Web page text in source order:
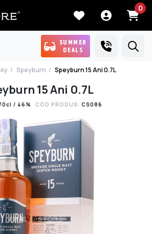
0
SUMMER
DEALS
Speyburn Speyburn 15 Ani 0.7L
15 Ani 0.7L
/ 46% COD PRODUS: CS086